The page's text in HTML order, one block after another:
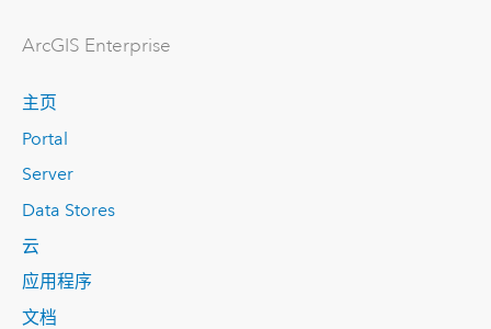
ArcGIS Enterprise
主页
Portal
Server
Data Stores
云
应用程序
文档